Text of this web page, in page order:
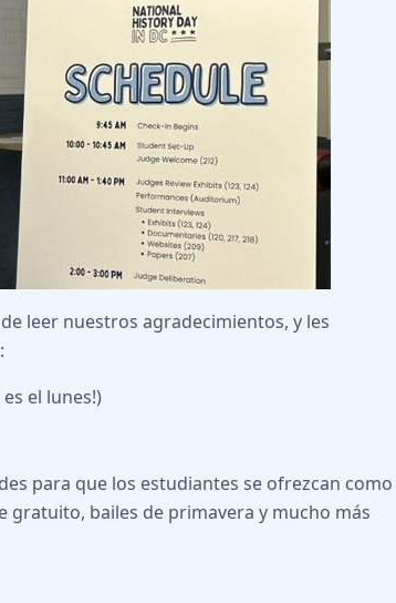
leer nuestros agradecimientos, y les
el lunes!)
para que los estudiantes se ofrezcan como
bailes de primavera y mucho más